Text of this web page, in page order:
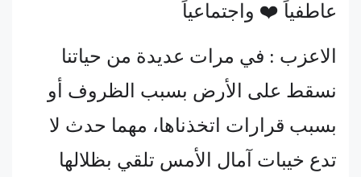
عاطفياً ❤️ واجتماعياً
الاعزب : في مرات عديدة من حياتنا
نسقط على الأرض بسبب الظروف أو
بسبب قرارات اتخذناها، مهما حدث لا
تدع خيبات آمال الأمس تلقي بظلالها